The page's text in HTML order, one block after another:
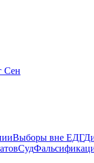
Сен
Выборы вне ЕДГ
Суд